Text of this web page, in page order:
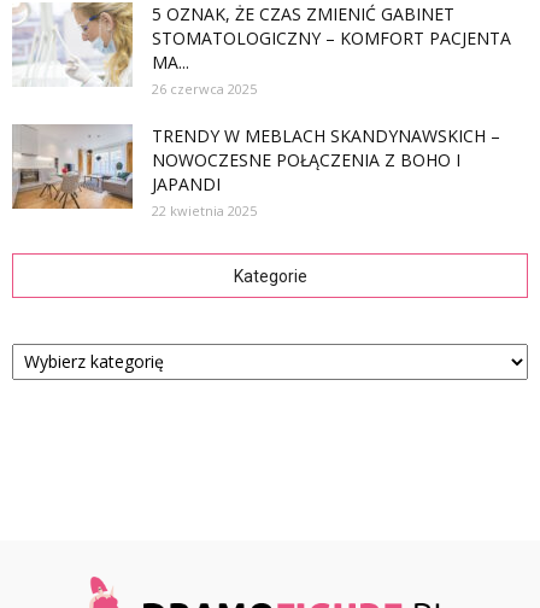
5 OZNAK, ŻE CZAS ZMIENIĆ GABINET
STOMATOLOGICZNY – KOMFORT PACJENTA
MA...
26 czerwca 2025
TRENDY W MEBLACH SKANDYNAWSKICH –
NOWOCZESNE POŁĄCZENIA Z BOHO I
JAPANDI
22 kwietnia 2025
Kategorie
Kategorie